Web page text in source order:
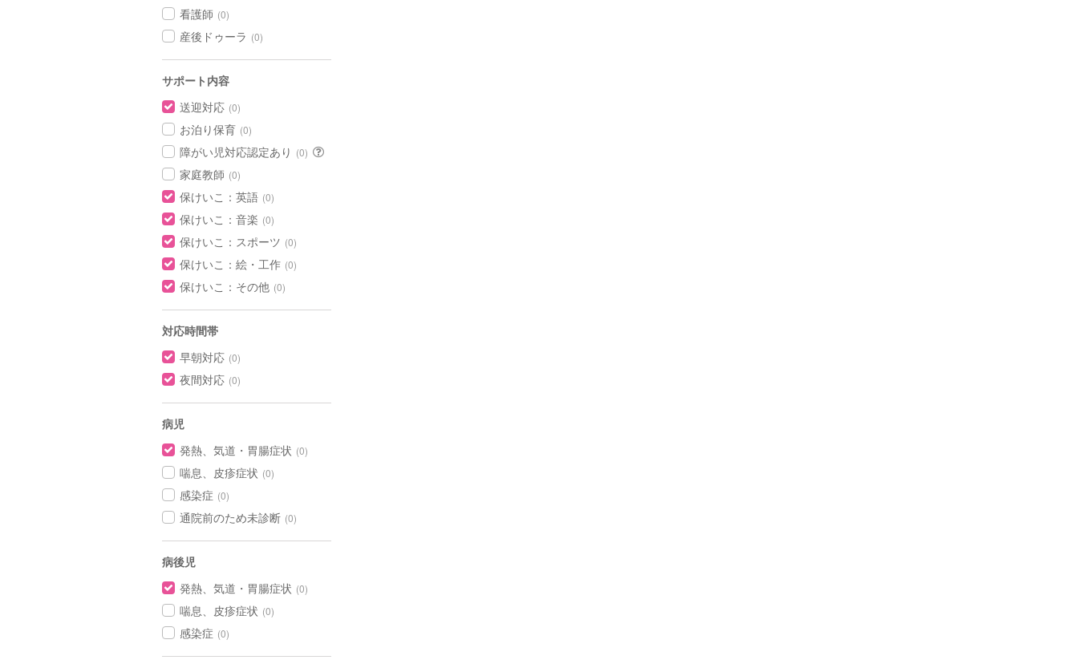
看護師 (0)
産後ドゥーラ (0)
サポート内容
送迎対応 (0)
お泊り保育 (0)
障がい児対応認定あり (0)
家庭教師 (0)
保けいこ：英語 (0)
保けいこ：音楽 (0)
保けいこ：スポーツ (0)
保けいこ：絵・工作 (0)
保けいこ：その他 (0)
対応時間帯
早朝対応 (0)
夜間対応 (0)
病児
発熱、気道・胃腸症状 (0)
喘息、皮疹症状 (0)
感染症 (0)
通院前のため未診断 (0)
病後児
発熱、気道・胃腸症状 (0)
喘息、皮疹症状 (0)
感染症 (0)